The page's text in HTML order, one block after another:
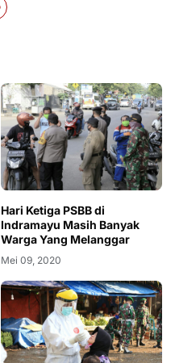
Hari Ketiga PSBB di
Indramayu Masih Banyak
Warga Yang Melanggar
Mei 09, 2020